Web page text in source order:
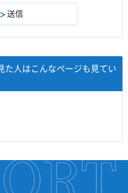
た人はこんなページも見てい